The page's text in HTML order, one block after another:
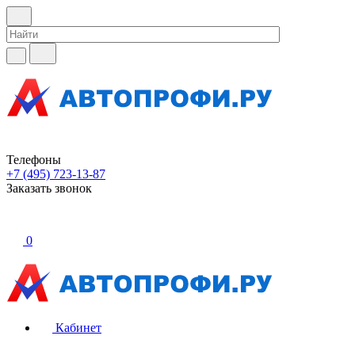
Телефоны
+7 (495) 723-13-87
Заказать звонок
0
Кабинет